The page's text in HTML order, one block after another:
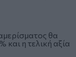
θα
η τελική αξία